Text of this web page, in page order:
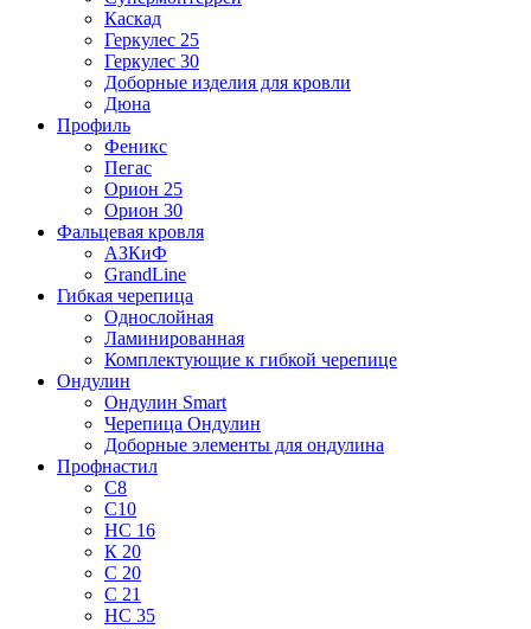
Каскад
Геркулес 25
Геркулес 30
Доборные изделия для кровли
Дюна
Профиль
Феникс
Пегас
Орион 25
Орион 30
Фальцевая кровля
АЗКиФ
GrandLine
Гибкая черепица
Однослойная
Ламинированная
Комплектующие к гибкой черепице
Ондулин
Ондулин Smart
Черепица Ондулин
Доборные элементы для ондулина
Профнастил
С8
С10
НС 16
К 20
С 20
С 21
НС 35